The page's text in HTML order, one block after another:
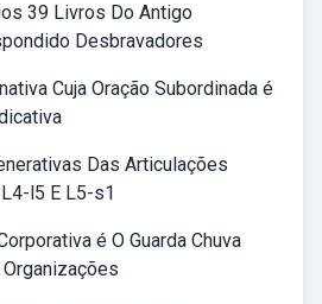
39 Livros Do Antigo
Desbravadores
Cuja Oração Subordinada é
Das Articulações
l5 E L5-s1
é O Guarda Chuva